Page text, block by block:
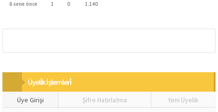
6 sene önce 1 0 1.140
Üyeli̇k İşlemleri̇
Üye Girişi Şifre Hatırlatma Yeni Üyelik